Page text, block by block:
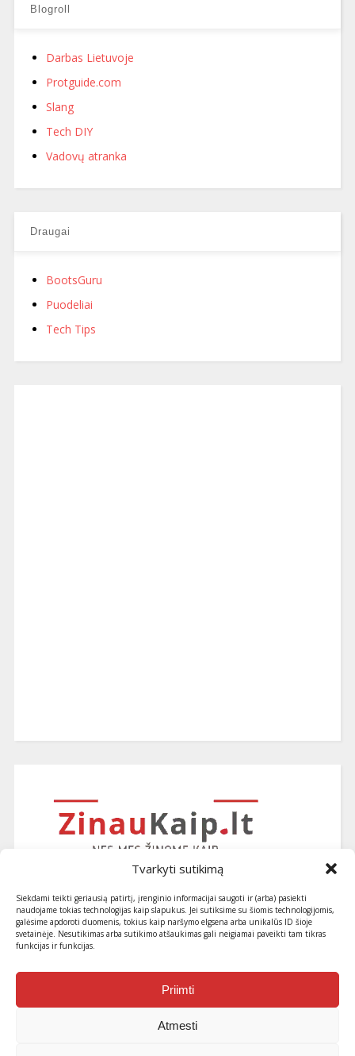
Tvarkyti sutikimą
Siekdami teikti geriausią patirtį, įrenginio informacijai saugoti ir (arba) pasiekti
naudojame tokias technologijas kaip slapukus. Jei sutiksime su šiomis technologijomis,
galėsime apdoroti duomenis, tokius kaip naršymo elgsena arba unikalūs ID šioje
svetainėje. Nesutikimas arba sutikimo atšaukimas gali neigiamai paveikti tam tikras
funkcijas ir funkcijas.
Priimti
Atmesti
Blogroll
Darbas Lietuvoje
Protguide.com
Slang
Tech DIY
Vadovų atranka
Draugai
BootsGuru
Puodeliai
Tech Tips
Užsiprenumeruokite naujausius
straipsnius ir patarimus